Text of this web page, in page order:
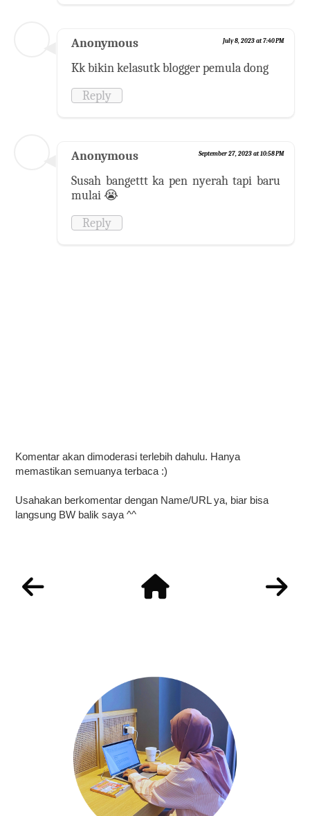
Anonymous July 8, 2023 at 7:40 PM
Kk bikin kelasutk blogger pemula dong
Reply
Anonymous September 27, 2023 at 10:58 PM
Susah bangettt ka pen nyerah tapi baru
mulai 😭
Reply
Komentar akan dimoderasi terlebih dahulu. Hanya
memastikan semuanya terbaca :)
Usahakan berkomentar dengan Name/URL ya, biar bisa
langsung BW balik saya ^^